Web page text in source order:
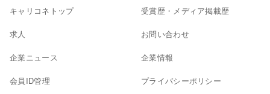
キャリコネトップ
求人
企業ニュース
会員ID管理
受賞歴・メディア掲載歴
お問い合わせ
企業情報
プライバシーポリシー